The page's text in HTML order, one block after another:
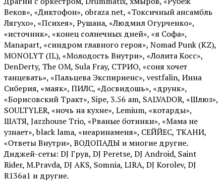
Веков», «Диктофон», obraza net, «Токсичный ансамбль
Лягухо», «Психея», Рушана, «Людмил Огурченко»,
«источник», «конец солнечных дней», «я Софа»,
Manapart, «синдром главного героя», Nomad Punk (KZ),
MONOLYT (IL), «Молодость Внутри», «Лолита Косс»,
DenDerty, The OM, Sula Fray, СТРИО, «соня хочет
танцевать», «Пальцева Экспириенс», vestfalin, Инна
Сиберия, «маяк», ПИЛС, «Досвидошь», «друнк»,
«Борисовский Тракт», Sipe, 3.56 am, SALVADOR, «Шлюз»,
SOULTYLER, «ночь на кухне», Lemium, «котарды»,
ШАТЯ, Jazzhouse Trio, «Рваные ботинки», «Мама не
узнает», black lama, «неаринаменя», СЕЙЙЕС, ТКАНИ,
«Ответы Внутри», ВОДОПАДЫ и многие другие.
Диджей-сеты: DJ Грув, DJ Peretse, DJ Android, Saint
Rider, М.Pravda, DJ AKS, Somnia, LIRA, DJ Korolev, DJ
R136a1 и другие.